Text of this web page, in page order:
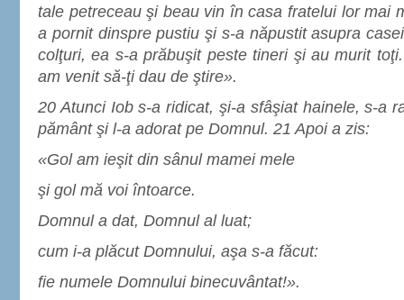
tale petreceau şi beau vin în casa fratelui lor mai
a pornit dinspre pustiu şi s-a năpustit asupra
colţuri, ea s-a prăbuşit peste tineri şi au murit
am venit să-ţi dau de ştire».
20 Atunci Iob s-a ridicat, şi-a sfâşiat hainele, s-a
pământ şi l-a adorat pe Domnul. 21 Apoi a zis:
«Gol am ieşit din sânul mamei mele
şi gol mă voi întoarce.
Domnul a dat, Domnul al luat;
cum i-a plăcut Domnului, aşa s-a făcut:
fie numele Domnului binecuvântat!».